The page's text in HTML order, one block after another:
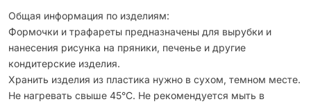
Общая информация по изделиям:
Формочки и трафареты предназначены для вырубки и
нанесения рисунка на пряники, печенье и другие
кондитерские изделия.
Хранить изделия из пластика нужно в сухом, темном месте.
Не нагревать свыше 45°С. Не рекомендуется мыть в